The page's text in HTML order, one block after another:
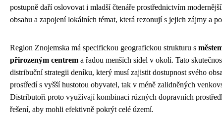
postupně daří oslovovat i mladší čtenáře prostřednictvím
obsahu a zapojení lokálních témat, která rezonují s jejich zájmy a
Region Znojemska má specifickou geografickou strukturu s
přirozeným centrem a řadou menších sídel v okolí. Tato
distribuční strategii deníku, který musí zajistit dostupnost svého
prostředí s vyšší hustotou obyvatel, tak v méně zalidněných
Distributoři proto využívají kombinaci různých dopravních
řešení, aby mohli efektivně pokrýt celé území.